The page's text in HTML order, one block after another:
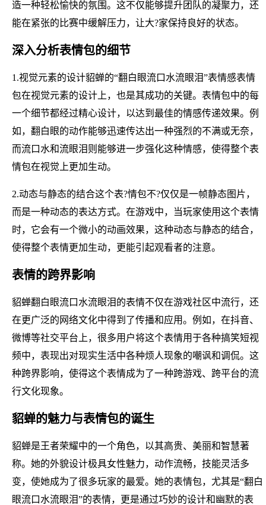
造一种轻松愉快的氛围。这不仅能够提升团队的凝聚力，还
能在紧张的比赛中缓解压力，让大?家保持良好的状态。
深入分析表情包的细节
1.视觉元素的设计貂蝉的“翻白眼流口水流眼泪”表情感表情
包在视觉元素的设计上，也是其成功的关键。表情包中的每
一个细节都经过精心设计，以达到最佳的情感传递效果。例
如，翻白眼的动作能够迅速传达出一种强烈的不满或无奈，
而流口水和流眼泪则能够进一步强化这种情感，使得整个表
情包在视觉上更加生动。
2.动态与静态的结合这个表?情包不?仅仅是一帧静态图片，
而是一种动态的表达方式。在游戏中，当玩家使用这个表情
时，它会有一个微小的动画效果，这种动态与静态的结合，
使得整个表情更加生动，更能引起观看者的注意。
表情的跨界影响
貂蝉翻白眼流口水流眼泪的表情不仅在游戏社区中流行，还
在更广泛的网络文化中得到了传播和应用。例如，在抖音、
微博等社交平台上，很多用户将这个表情用于各种搞笑短视
频中，表现出对现实生活中各种烦人现象的嘲讽和调侃。这
种跨界影响，使得这个表情成为了一种跨游戏、跨平台的流
行文化现象。
貂蝉的魅力与表情包的诞生
貂蝉是王者荣耀中的一个角色，以其高贵、美丽和智慧著
称。她的外貌设计极具女性魅力，动作流畅，技能灵活多
变，使她成为了很多玩家的最爱。她的表情包，尤其是“翻白
眼流口水流眼泪”的表情，更是通过巧妙的设计和幽默的表